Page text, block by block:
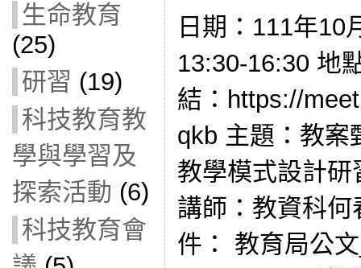
生命教育
(25)
研習 (19)
科技教育教
學與學習及
探索活動 (6)
科技教育會
日期：111年10
13:30-16:30 地
結：https://
qkb 主題：教案
教學模式設計
講師：教資科
件： 教育局公